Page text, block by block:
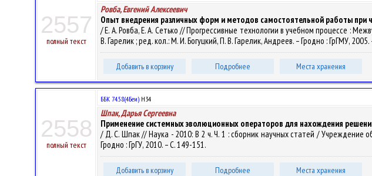
2557
полный текст
Ровба, Евгений Алексеевич
Опыт внедрения различных форм и методов самостоятельной работы при
/ Е. А. Ровба, Е. А. Сетько // Прогрессивные технологии в учебном процессе :
В. Гарелик ; ред. кол.: М. И. Богуцкий, П. В. Гарелик, Андреев. – Гродно : ГрГМУ,
Добавить в корзину Подробнее Места хранения
2558
полный текст
ББК 74.58(4Беи) Н34
Шпак, Дарья Сергеевна
Применение системных эволюционных операторов для нахождения
/ Д. С. Шпак // Наука - 2010: В 2 ч. Ч. 1 : сборник научных статей / Учреждение
Гродно : ГрГУ, 2010. – С. 149-151.
Добавить в корзину Подробнее Места хранения